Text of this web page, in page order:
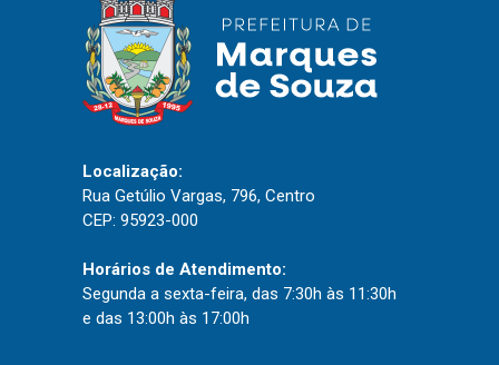
Ouvidoria
Portal do Cidadão
Portal do Servidor
Publicações
Diário Oficial (Até 30/04)
Recursos Humanos
Localização:
Rua Getúlio Vargas, 796, Centro
CEP: 95923-000
Horários de Atendimento:
Segunda a sexta-feira, das 7:30h às 11:30h
e das 13:00h às 17:00h